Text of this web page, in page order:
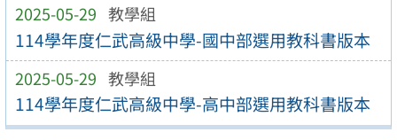
2025-05-29 教學組
114學年度仁武高級中學-國中部選用教科書版本
2025-05-29 教學組
114學年度仁武高級中學-高中部選用教科書版本